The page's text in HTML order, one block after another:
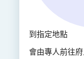
到指定地點
會由專人前往